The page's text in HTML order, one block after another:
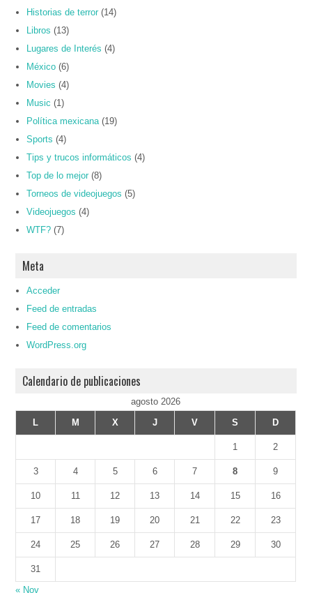
Historias de terror (14)
Libros (13)
Lugares de Interés (4)
México (6)
Movies (4)
Music (1)
Política mexicana (19)
Sports (4)
Tips y trucos informáticos (4)
Top de lo mejor (8)
Torneos de videojuegos (5)
Videojuegos (4)
WTF? (7)
Meta
Acceder
Feed de entradas
Feed de comentarios
WordPress.org
Calendario de publicaciones
agosto 2026
L
M X J V S D
1 2
3 4 5 6 7 8 9
10 11 12 13 14 15 16
17 18 19 20 21 22 23
24 25 26 27 28 29 30
31
« Nov